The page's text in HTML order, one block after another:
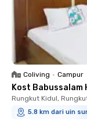
Coliving • Campur
Kost Babussalam
Rungkut Kidul,
5.8 km dari uin